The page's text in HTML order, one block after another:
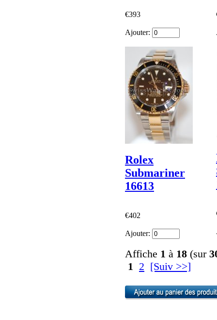
€393
Ajouter:
Rolex
Submariner
16613
€402
Ajouter:
Affiche 1 à 18 (sur
1
2 [Suiv >>]